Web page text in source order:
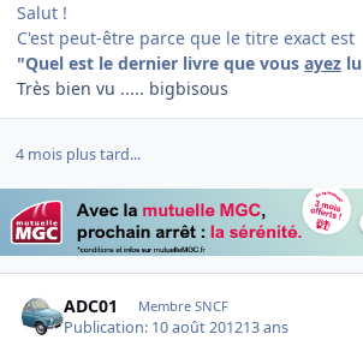
Salut !
C'est peut-être parce que le titre exact est
"Quel est le dernier livre que vous ayez
Très bien vu ..... bigbisous
4 mois plus tard...
ADC01 Membre SNCF
Publication: 10 août 201213 ans